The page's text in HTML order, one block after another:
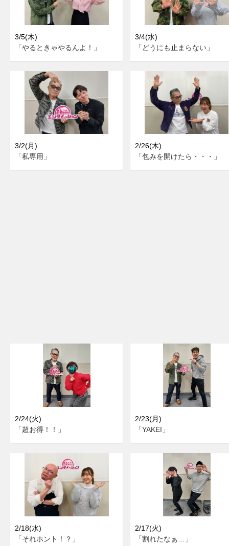
3/5(木)
「やるときゃやるんよ！」
3/4(水)
「どうにも止まらない」
3/2(月)
「私専用」
2/26(木)
「包みを開けたら・・・」
2/24(火)
「超お得！！」
2/23(月)
「YAKEI」
2/18(水)
「それホント！？」
2/17(火)
「割れたなぁ…」